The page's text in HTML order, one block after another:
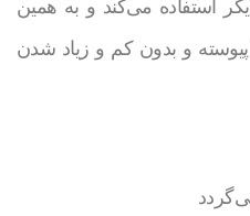
استفاده می‌کند و به همین
و بدون کم و زیاد شدن